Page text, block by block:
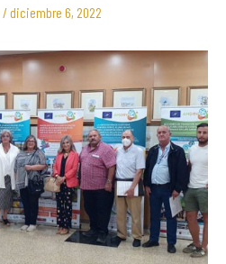
/diciembre 6, 2022